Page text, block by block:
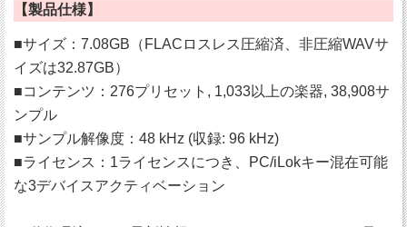
【製品仕様】
■サイズ：7.08GB（FLACロスレス圧縮済、非圧縮WAVサ
イズは32.87GB）
■コンテンツ：276プリセット, 1,033以上の楽器, 38,908サ
ンプル
■サンプル解像度：48 kHz (収録: 96 kHz)
■ライセンス：1ライセンスにつき、PC/iLokキー混在可能
な3デバイスアクティベーション